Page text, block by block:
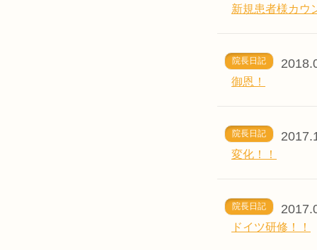
新規患者様カウ
院長日記
御恩！
院長日記
変化！！
院長日記
ドイツ研修！！